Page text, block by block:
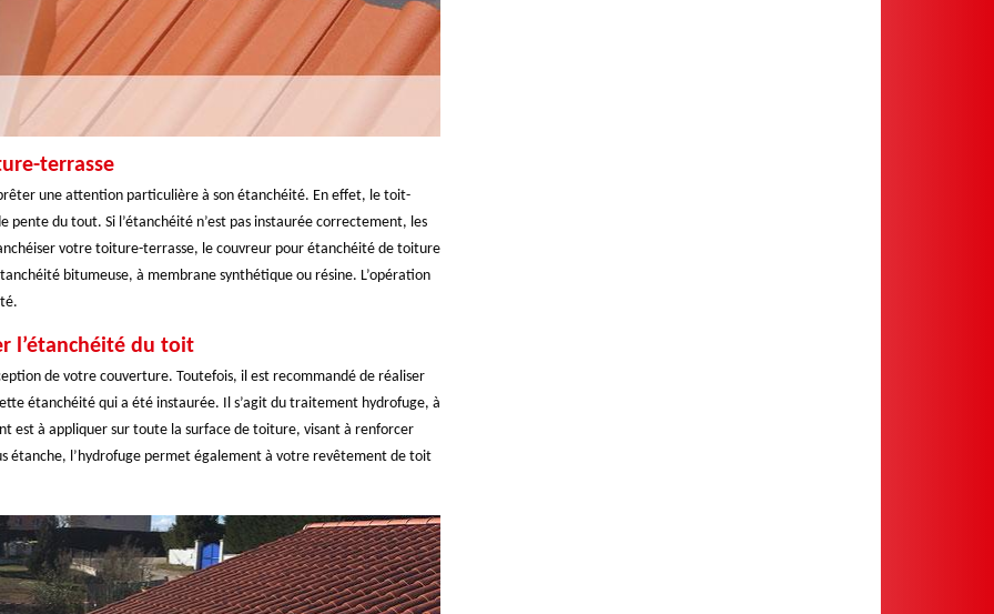
terrasse
une attention particulière à son étanchéité. En effet, le toit-
pente du tout. Si l’étanchéité n’est pas instaurée correctement, les
votre toiture-terrasse, le couvreur pour étanchéité de toiture
bitumeuse, à membrane synthétique ou résine. L’opération
l’étanchéité du toit
de votre couverture. Toutefois, il est recommandé de réaliser
étanchéité qui a été instaurée. Il s’agit du traitement hydrofuge, à
est à appliquer sur toute la surface de toiture, visant à renforcer
étanche, l’hydrofuge permet également à votre revêtement de toit